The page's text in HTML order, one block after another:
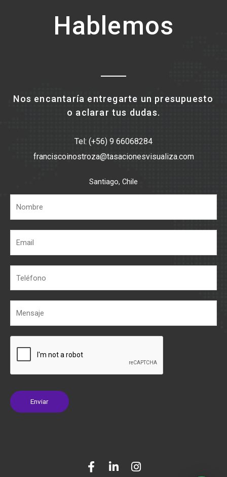
Hablemos
Nos encantaría entregarte un presupuesto
o aclarar tus dudas.
Tel: (+56) 9 66068284
franciscoinostroza@tasacionesvisualiza.com
Santiago, Chile
Enviar